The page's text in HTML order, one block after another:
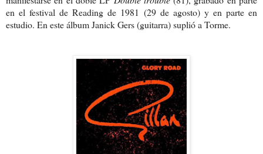
en el festival de Reading de 1981 (29 de agosto) y en parte en
estudio. En este álbum Janick Gers (guitarra) suplió a Torme.